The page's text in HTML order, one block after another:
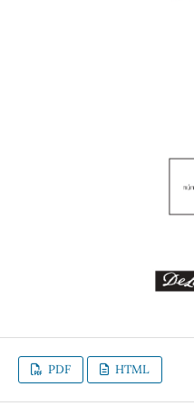
PDF HTML